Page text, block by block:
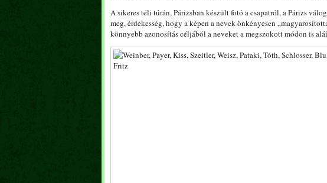
A sikeres téli túrán, Párizsban készült fotó a csapatról, a Párizs
meg, érdekesség, hogy a képen a nevek önkényesen
könnyebb azonosítás céljából a neveket a megszokott módon is